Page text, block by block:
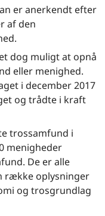
er anerkendt efter
af den
dog muligt at opnå
eller menighed.
i december 2017
og trådte i kraft
trossamfund i
menigheder
De er alle
række oplysninger
og trosgrundlag